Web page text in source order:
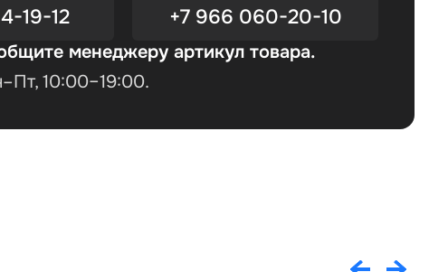
19-12 +7 966 060-20-10
менеджеру артикул товара.
10:00–19:00.